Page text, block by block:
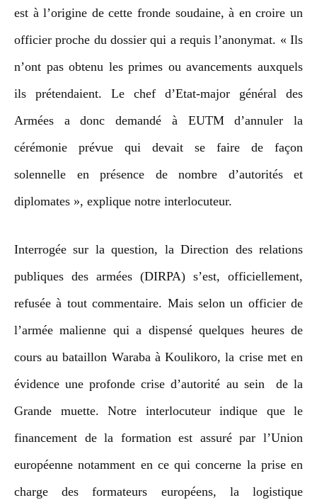
est à l’origine de cette fronde soudaine, à en croire un
officier proche du dossier qui a requis l’anonymat. « Ils
n’ont pas obtenu les primes ou avancements auxquels
ils prétendaient. Le chef d’Etat-major général des
Armées a donc demandé à EUTM d’annuler la
cérémonie prévue qui devait se faire de façon
solennelle en présence de nombre d’autorités et
diplomates », explique notre interlocuteur.
Interrogée sur la question, la Direction des relations
publiques des armées (DIRPA) s’est, officiellement,
refusée à tout commentaire. Mais selon un officier de
l’armée malienne qui a dispensé quelques heures de
cours au bataillon Waraba à Koulikoro, la crise met en
évidence une profonde crise d’autorité au sein de la
Grande muette. Notre interlocuteur indique que le
financement de la formation est assuré par l’Union
européenne notamment en ce qui concerne la prise en
charge des formateurs européens, la logistique